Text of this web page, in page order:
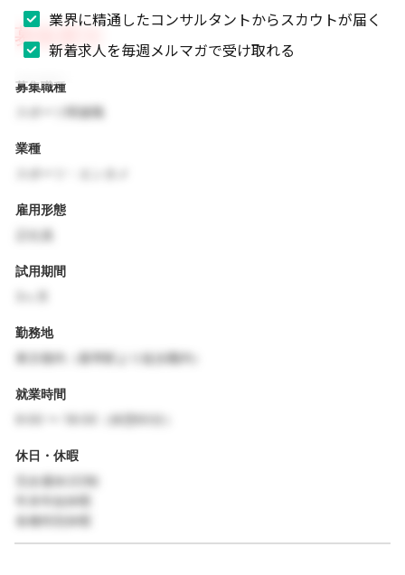
募集要項
募集職種
スポーツ関連職
業種
雇用形態
試用期間
勤務地
東京都内（最寄駅より徒歩圏内）
就業時間
9:00 〜 18:00（休憩60分）
休日・休暇
完全週休2日制
年末年始休暇
各種特別休暇
業界に精通したコンサルタントからスカウトが届く
新着求人を毎週メルマガで受け取れる